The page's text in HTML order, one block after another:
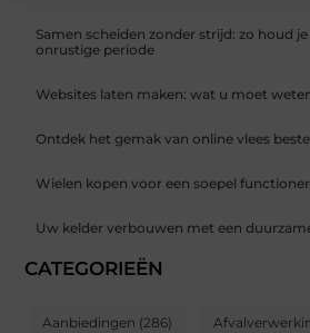
Samen scheiden zonder strijd: zo houd
onrustige periode
Websites laten maken: wat u moet
Ontdek het gemak van online vlees
Wielen kopen voor een soepel
Uw kelder verbouwen met een
CATEGORIEËN
Aanbiedingen (286)